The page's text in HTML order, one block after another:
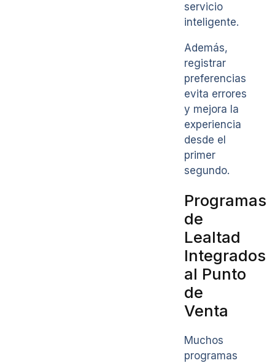
servicio
inteligente.
Además,
registrar
preferencias
evita errores
y mejora la
experiencia
desde el
primer
segundo.
Programas
de
Lealtad
Integrados
al Punto
de
Venta
Muchos
programas